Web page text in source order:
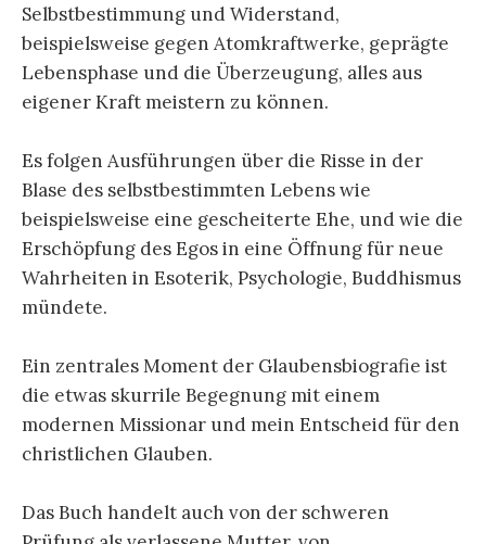
Selbstbestimmung und Widerstand,
beispielsweise gegen Atomkraftwerke, geprägte
Lebensphase und die Überzeugung, alles aus
eigener Kraft meistern zu können.
Es folgen Ausführungen über die Risse in der
Blase des selbstbestimmten Lebens wie
beispielsweise eine gescheiterte Ehe, und wie die
Erschöpfung des Egos in eine Öffnung für neue
Wahrheiten in Esoterik, Psychologie, Buddhismus
mündete.
Ein zentrales Moment der Glaubensbiografie ist
die etwas skurrile Begegnung mit einem
modernen Missionar und mein Entscheid für den
christlichen Glauben.
Das Buch handelt auch von der schweren